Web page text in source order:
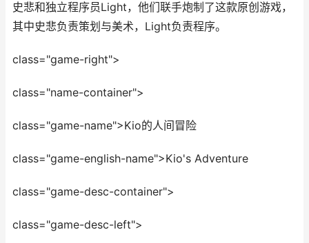
史悲和独立程序员Light，他们联手炮制了这款原创游戏，
其中史悲负责策划与美术，Light负责程序。
class="game-right">
class="name-container">
class="game-name">Kio的人间冒险
class="game-english-name">Kio's Adventure
class="game-desc-container">
class="game-desc-left">